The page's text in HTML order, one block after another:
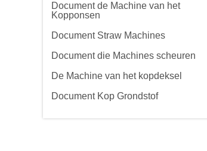
Document de Machine van het
Kopponsen
Document Straw Machines
Document die Machines scheuren
De Machine van het kopdeksel
Document Kop Grondstof